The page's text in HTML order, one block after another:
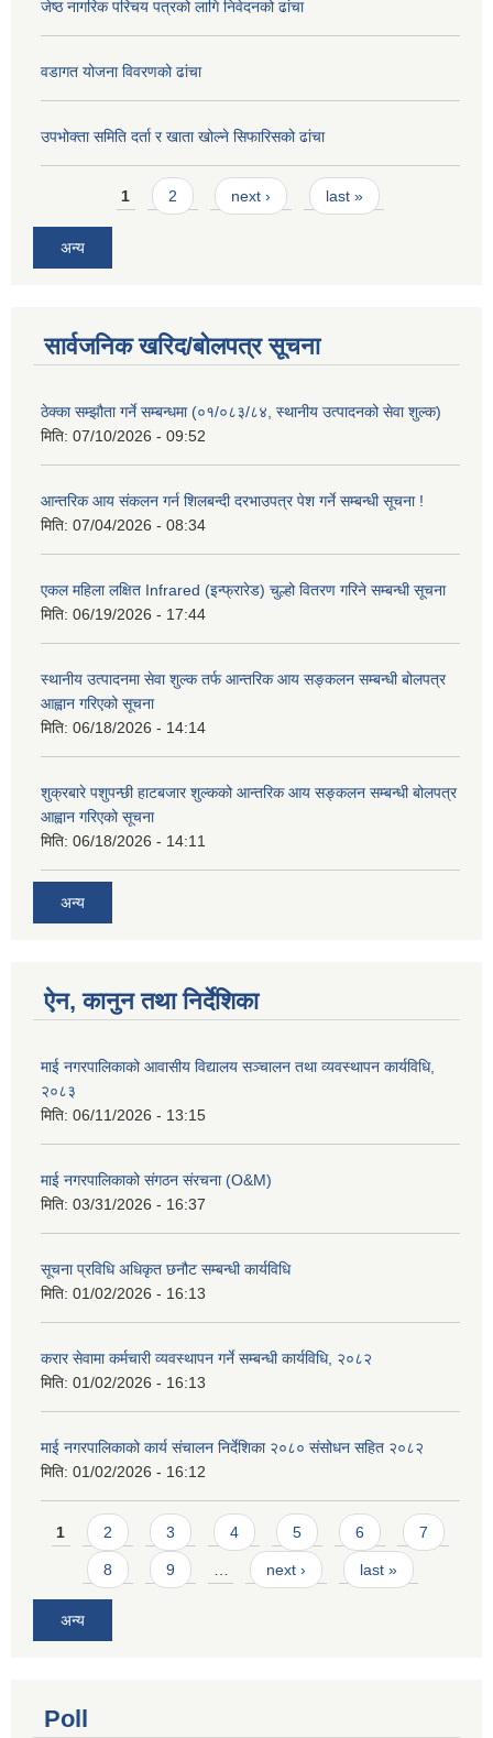
जेष्ठ नागरिक परिचय पत्रको लागि निवेदनको ढांचा
वडागत योजना विवरणको ढांचा
उपभोक्ता समिति दर्ता र खाता खोल्ने सिफारिसको ढांचा
Pages1 2 next › last »
अन्य
सार्वजनिक खरिद/बोलपत्र सूचना
ठेक्का सम्झौता गर्ने सम्बन्धमा (०१/०८३/८४, स्थानीय उत्पादनको सेवा शुल्क)
मिति: 07/10/2026 - 09:52
आन्तरिक आय संकलन गर्न शिलबन्दी दरभाउपत्र पेश गर्ने सम्बन्धी सूचना !
मिति: 07/04/2026 - 08:34
एकल महिला लक्षित Infrared (इन्फ्रारेड) चुल्हो वितरण गरिने सम्बन्धी सूचना
मिति: 06/19/2026 - 17:44
स्थानीय उत्पादनमा सेवा शुल्क तर्फ आन्तरिक आय सङ्कलन सम्बन्धी बोलपत्र
आह्वान गरिएको सूचना
मिति: 06/18/2026 - 14:14
शुक्रबारे पशुपन्छी हाटबजार शुल्कको आन्तरिक आय सङ्कलन सम्बन्धी बोलपत्र
आह्वान गरिएको सूचना
मिति: 06/18/2026 - 14:11
अन्य
ऐन, कानुन तथा निर्देशिका
माई नगरपालिकाको आवासीय विद्यालय सञ्चालन तथा व्यवस्थापन कार्यविधि,
२०८३
मिति: 06/11/2026 - 13:15
माई नगरपालिकाको संगठन संरचना (O&M)
मिति: 03/31/2026 - 16:37
सूचना प्रविधि अधिकृत छनौट सम्बन्धी कार्यविधि
मिति: 01/02/2026 - 16:13
करार सेवामा कर्मचारी व्यवस्थापन गर्ने सम्बन्धी कार्यविधि, २०८२
मिति: 01/02/2026 - 16:13
माई नगरपालिकाको कार्य संचालन निर्देशिका २०८० संसोधन सहित २०८२
मिति: 01/02/2026 - 16:12
Pages
1 2 3 4 5 6 7
8 9 next › last »
अन्य
Poll